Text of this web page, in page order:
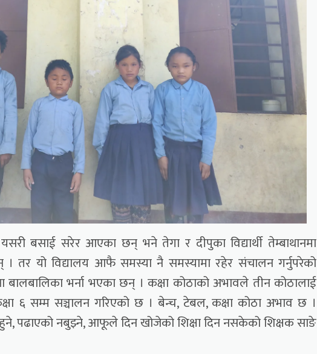
बसाई सरेर आएका छन् भने तेगा र दीपुका विद्यार्थी तेम्बाथानमा
। तर यो विद्यालय आफै समस्या नै समस्यामा रहेर संचालन गर्नुपरेको
भर्ना भएका छन् । कक्षा कोठाको अभावले तीन कोठालाई
६ सम्म सञ्चालन गरिएको छ । बेन्च, टेबल, कक्षा कोठा अभाव छ ।
हुने, पढाएको नबुझ्ने, आफूले दिन खोजेको शिक्षा दिन नसकेको शिक्षक साङे